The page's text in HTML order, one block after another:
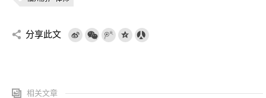
分享此文
相关文章